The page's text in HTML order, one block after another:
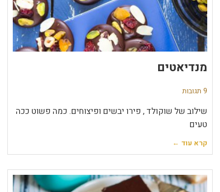
מנדיאטים
9 תגובות
שילוב של שוקולד , פירו יבשים ופיצוחים. כמה פשוט ככה
טעים
קרא עוד ←